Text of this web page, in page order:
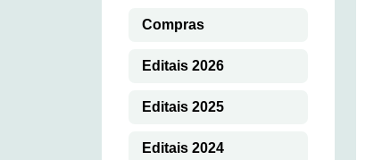
Compras
Editais 2026
Editais 2025
Editais 2024